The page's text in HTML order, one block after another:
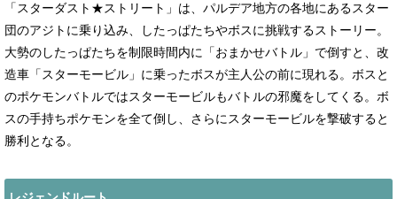
「スターダスト★ストリート」は、パルデア地方の各地にあるスター
団のアジトに乗り込み、したっぱたちやボスに挑戦するストーリー。
大勢のしたっぱたちを制限時間内に「おまかせバトル」で倒すと、改
造車「スターモービル」に乗ったボスが主人公の前に現れる。ボスと
のポケモンバトルではスターモービルもバトルの邪魔をしてくる。ボ
スの手持ちポケモンを全て倒し、さらにスターモービルを撃破すると
勝利となる。